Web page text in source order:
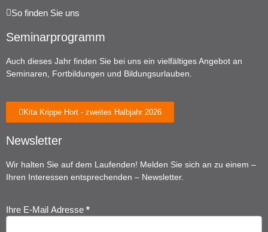
So finden Sie uns
Seminarprogramm
Auch dieses Jahr finden Sie bei uns ein vielfältiges Angebot an
Seminaren, Fortbildungen und Bildungsurlauben.
Kita Krippe Hort - zweites Halbjahr 2026
Newsletter
Wir halten Sie auf dem Laufenden! Melden Sie sich an zu einem –
Ihren Interessen entsprechenden – Newsletter.
Newsletter
Ihre E-Mail Adresse *